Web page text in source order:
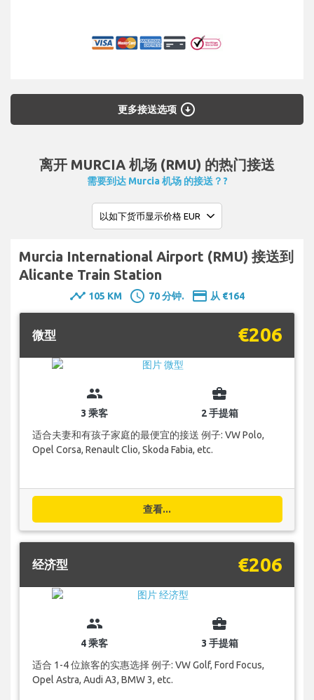
更多接送选项 arrow_circle_down
离开 MURCIA 机场 (RMU) 的热门接送
需要到达 Murcia 机场 的接送？?
Murcia International Airport (RMU) 接送到
Alicante Train Station
timeline 105 KM schedule 70 分钟. payment 从 €164
微型 €206
group
3 乘客
business_center
2 手提箱
适合夫妻和有孩子家庭的最便宜的接送 例子: VW Polo,
Opel Corsa, Renault Clio, Skoda Fabia, etc.
查看...
经济型 €206
group
4 乘客
business_center
3 手提箱
适合 1-4 位旅客的实惠选择 例子: VW Golf, Ford Focus,
Opel Astra, Audi A3, BMW 3, etc.